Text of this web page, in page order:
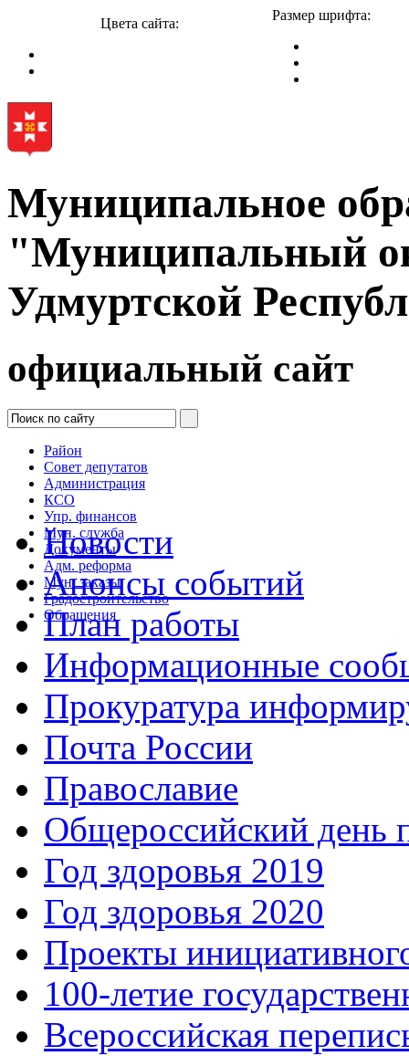
Цвета сайта:
Размер шрифта:
Муниципальное
"Муниципальный
Удмуртской
официальный сайт
Район
Совет депутатов
Администрация
КСО
Упр. финансов
Мун. служба
Документы
Адм. реформа
Мун. заказы
Градостроительство
Обращения
Новости
Анонсы событий
План работы
Информационные
Прокуратура
Почта России
Православие
Общероссийский день
Год здоровья 2019
Год здоровья 2020
Проекты
100-летие
Всероссийская